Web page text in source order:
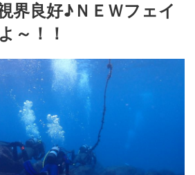
界良好♪ＮＥＷフェイ
～！！